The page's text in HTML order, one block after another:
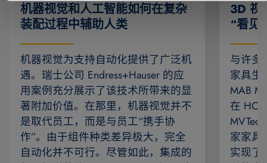
机器视觉和人工智能如何在复杂
装配过程中辅助人类
机器视觉为支持自动化提供了广泛机
遇。瑞士公司 Endress+Hauser 的应
用案例充分展示了该技术所带来的显
著附加价值。在那里，机器视觉并不
是取代员工，而是与员工“携手协
作”。由于组件种类差异极大，完全
自动化并不可行。尽管如此，集成的
3D 视
“看见
与许多
家具生
MAB
在
MVTec
家家具
实现了